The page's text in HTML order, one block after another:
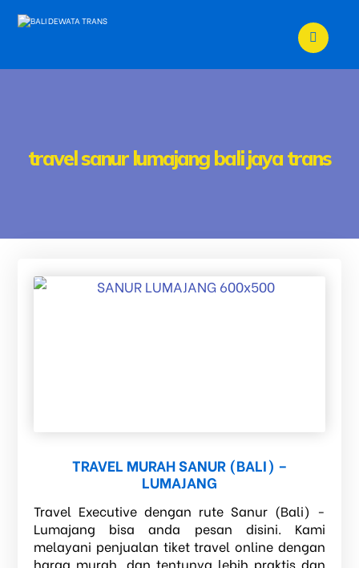
travel sanur lumajang bali jaya trans
TRAVEL MURAH SANUR (BALI) –
LUMAJANG
Travel Executive dengan rute Sanur (Bali) -
Lumajang bisa anda pesan disini. Kami
melayani penjualan tiket travel online dengan
harga murah, dan tentunya lebih praktis dan